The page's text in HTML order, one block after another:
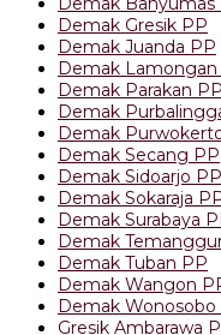
Demak Gresik PP
Demak Juanda PP
Demak Lamongan
Demak Parakan PP
Demak
Demak
Demak Secang PP
Demak Sidoarjo PP
Demak Sokaraja
Demak Surabaya
Demak
Demak Tuban PP
Demak Wangon
Demak Wonosobo
Gresik Ambarawa